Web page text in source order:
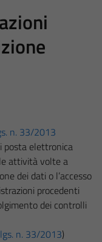
n. 33/2013
posta elettronica
attività volte a
dei dati o l’accesso
procedenti
dei controlli
n. 33/2013)